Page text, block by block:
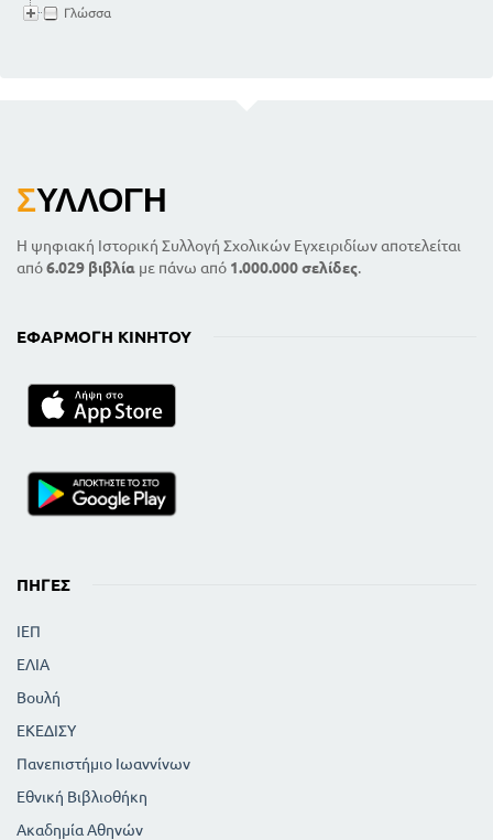
Γλώσσα
ΣΥΛΛΟΓΉ
Η ψηφιακή Ιστορική Συλλογή Σχολικών Εγχειριδίων αποτελείται
από6.029 βιβλία με πάνω από 1.000.000 σελίδες.
ΕΦΑΡΜΟΓΉ ΚΙΝΗΤΟΎ
ΠΗΓΈΣ
ΙΕΠ
ΕΛΙΑ
Βουλή
ΕΚΕΔΙΣΥ
Πανεπιστήμιο Ιωαννίνων
Εθνική Βιβλιοθήκη
Ακαδημία Αθηνών